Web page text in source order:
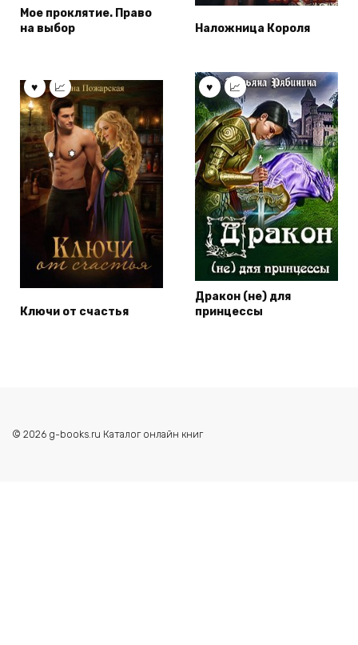
Мое проклятие. Право
на выбор
Наложница Короля
Ключи от счастья
Дракон (не) для
принцессы
© 2026 g-books.ru Каталог онлайн книг